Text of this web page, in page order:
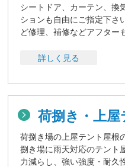
シートドア、カーテン、換
ションも自由にご指定下さ
ど修理、補修などアフター
詳しく見る
荷捌き・上屋
荷捌き場の上屋テント屋根
捌き場に雨天対応のテント
力減らし、強い強度・耐久